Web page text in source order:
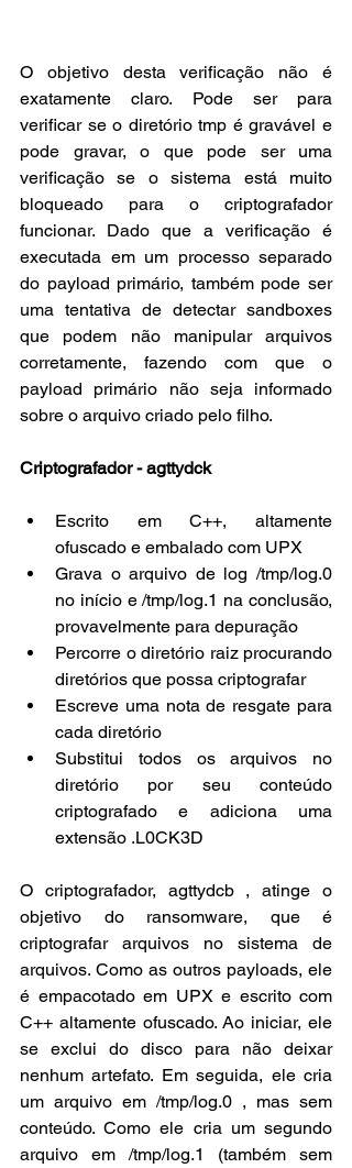
O objetivo desta verificação não é
exatamente claro. Pode ser para
verificar se o diretório tmp é gravável e
pode gravar, o que pode ser uma
verificação se o sistema está muito
bloqueado para o criptografador
funcionar. Dado que a verificação é
executada em um processo separado
do payload primário, também pode ser
uma tentativa de detectar sandboxes
que podem não manipular arquivos
corretamente, fazendo com que o
payload primário não seja informado
sobre o arquivo criado pelo filho.
Criptografador - agttydck
Escrito em C++, altamente
ofuscado e embalado com UPX
Grava o arquivo de log /tmp/log.0
no início e /tmp/log.1 na conclusão,
provavelmente para depuração
Percorre o diretório raiz procurando
diretórios que possa criptografar
Escreve uma nota de resgate para
cada diretório
Substitui todos os arquivos no
diretório por seu conteúdo
criptografado e adiciona uma
extensão .L0CK3D
O criptografador, agttydcb , atinge o
objetivo do ransomware, que é
criptografar arquivos no sistema de
arquivos. Como as outros payloads, ele
é empacotado em UPX e escrito com
C++ altamente ofuscado. Ao iniciar, ele
se exclui do disco para não deixar
nenhum artefato. Em seguida, ele cria
um arquivo em /tmp/log.0 , mas sem
conteúdo. Como ele cria um segundo
arquivo em /tmp/log.1 (também sem